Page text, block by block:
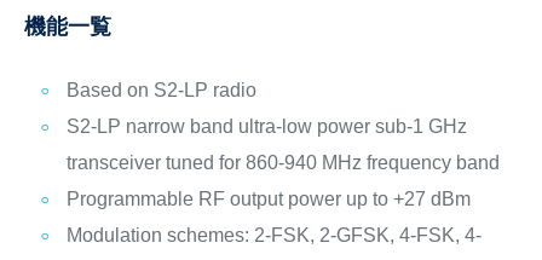
機能一覧
Based on S2-LP radio
S2-LP narrow band ultra-low power sub-1 GHz
transceiver tuned for 860-940 MHz frequency band
Programmable RF output power up to +27 dBm
Modulation schemes: 2-FSK, 2-GFSK, 4-FSK, 4-